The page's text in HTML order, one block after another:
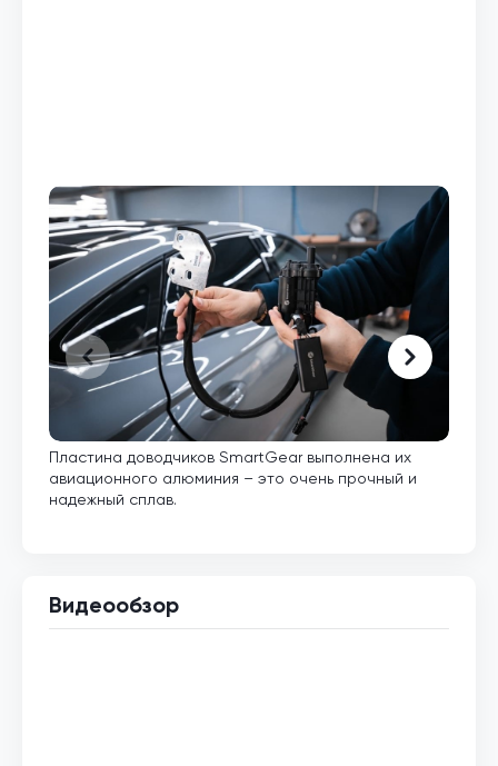
Пластина доводчиков SmartGear выполнена их
авиационного алюминия – это очень прочный и
надежный сплав.
Видеообзор